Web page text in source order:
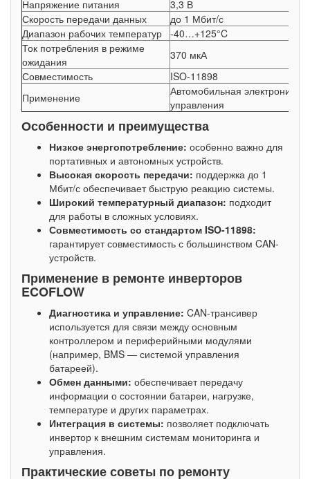
Напряжение питания
3,3 В
Скорость передачи данных
до 1 Мбит/с
Диапазон рабочих температур -40…+125°C
Ток потребления в режиме
ожидания
370 мкА
Совместимость
ISO-11898
Применение
Автомобильная
управления
Особенности и преимущества
Низкое энергопотребление: особенно важно для
портативных и автономных устройств.
Высокая скорость передачи: поддержка до 1
Мбит/с обеспечивает быструю реакцию системы.
Широкий температурный диапазон: подходит
для работы в сложных условиях.
Совместимость со стандартом ISO-11898:
гарантирует совместимость с большинством CAN-
устройств.
Применение в ремонте инверторов
ECOFLOW
Диагностика и управление: CAN-трансивер
используется для связи между основным
контроллером и периферийными модулями
(например, BMS — системой управления
батареей).
Обмен данными: обеспечивает передачу
информации о состоянии батареи, нагрузке,
температуре и других параметрах.
Интеграция в системы: позволяет подключать
инвертор к внешним системам мониторинга и
управления.
Практические советы по ремонту